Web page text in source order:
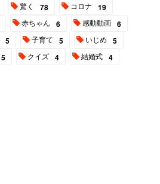
驚く 78 コロナ 19
赤ちゃん 6 感動動画 6
5 子育て 5 いじめ 5
5 クイズ 4 結婚式 4